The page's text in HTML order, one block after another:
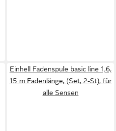
Einhell Fadenspule basic line 1,6,
15 m Fadenlänge, (Set, 2-St), für
alle Sensen